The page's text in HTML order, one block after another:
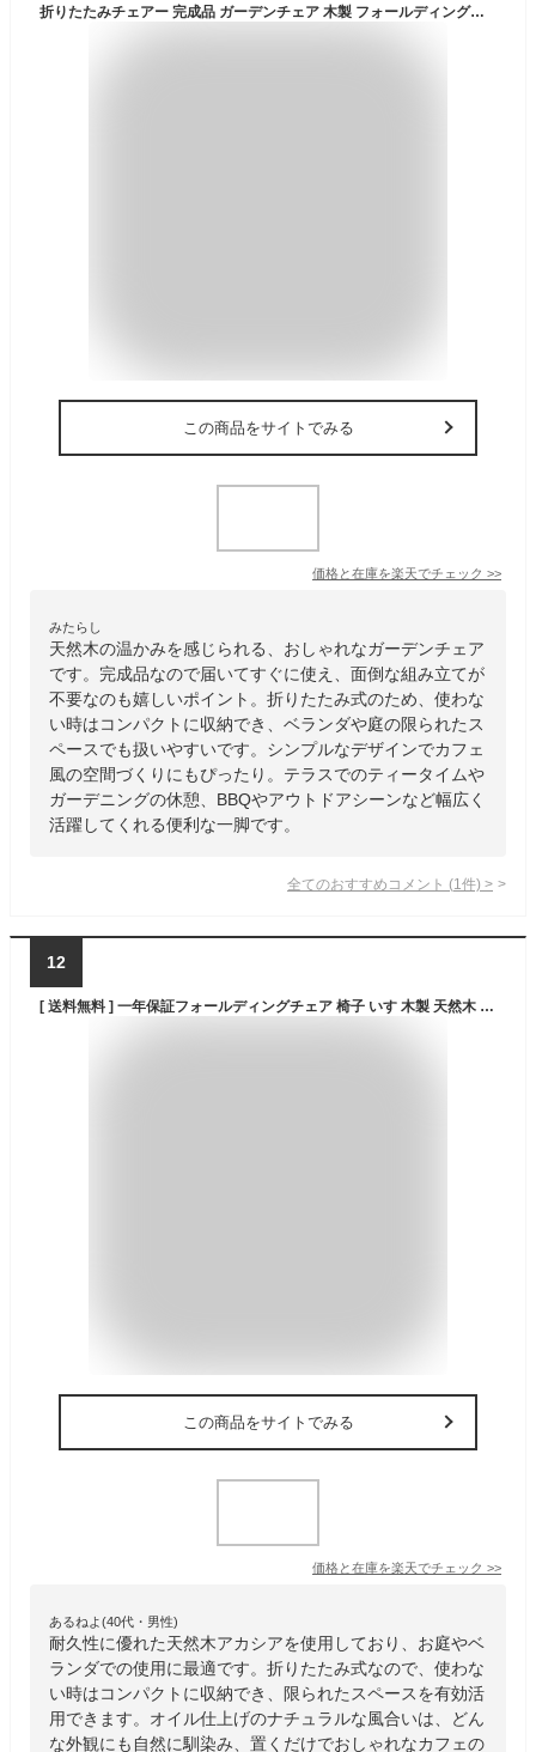
折りたたみチェアー 完成品 ガーデンチェア 木製 フォールディングチェア おりたたみ いす イス 椅子 BBQ 運動会 山 海 アウトドア キャンプ ガーデンファニチャー カフェ オープンテラス バルコニー テラス 庭 ベランダ シンプル ブルー
この商品をサイトでみる
価格と在庫を楽天でチェック >>
みたらし
天然木の温かみを感じられる、おしゃれなガーデンチェア
です。完成品なので届いてすぐに使え、面倒な組み立てが
不要なのも嬉しいポイント。折りたたみ式のため、使わな
い時はコンパクトに収納でき、ベランダや庭の限られたス
ペースでも扱いやすいです。シンプルなデザインでカフェ
風の空間づくりにもぴったり。テラスでのティータイムや
ガーデニングの休憩、BBQやアウトドアシーンなど幅広く
活躍してくれる便利な一脚です。
全てのおすすめコメント (1 件) >
12
[ 送料無料 ] 一年保証フォールディングチェア 椅子 いす 木製 天然木 アカシア アウトドア ナチュラル ウッド【AZSPシリーズ】折りたたみチェア【単品】【完成品】【後払い決済不可】
この商品をサイトでみる
価格と在庫を楽天でチェック >>
あるねよ(40代・男性)
耐久性に優れた天然木アカシアを使用しており、お庭やベ
ランダでの使用に最適です。折りたたみ式なので、使わな
い時はコンパクトに収納でき、限られたスペースを有効活
用できます。オイル仕上げのナチュラルな風合いは、どん
な外観にも自然に馴染み、置くだけでおしゃれなカフェの